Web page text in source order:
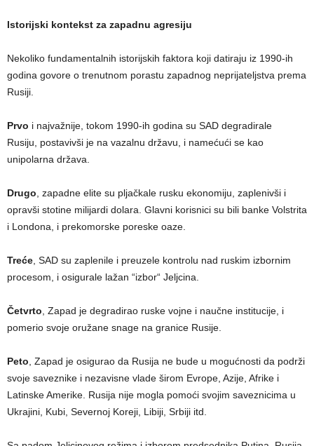
Istorijski kontekst za zapadnu agresiju
Nekoliko fundamentalnih istorijskih faktora koji datiraju iz 1990-ih
godina govore o trenutnom porastu zapadnog neprijateljstva prema
Rusiji.
Prvo i najvažnije, tokom 1990-ih godina su SAD degradirale
Rusiju, postavivši je na vazalnu državu, i namećući se kao
unipolarna država.
Drugo , zapadne elite su pljačkale rusku ekonomiju, zaplenivši i
opravši stotine milijardi dolara. Glavni korisnici su bili banke Volstrita
i Londona, i prekomorske poreske oaze.
Treće , SAD su zaplenile i preuzele kontrolu nad ruskim izbornim
procesom, i osigurale lažan “izbor“ Jeljcina.
Četvrto , Zapad je degradirao ruske vojne i naučne institucije, i
pomerio svoje oružane snage na granice Rusije.
Peto , Zapad je osigurao da Rusija ne bude u mogućnosti da podrži
svoje saveznike i nezavisne vlade širom Evrope, Azije, Afrike i
Latinske Amerike. Rusija nije mogla pomoći svojim saveznicima u
Ukrajini, Kubi, Severnoj Koreji, Libiji, Srbiji itd.